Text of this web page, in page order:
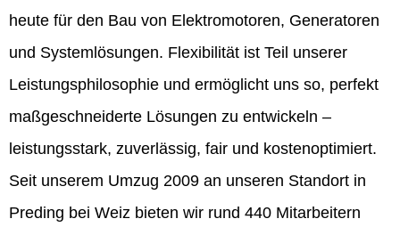
heute für den Bau von Elektromotoren, Generatoren
und Systemlösungen. Flexibilität ist Teil unserer
Leistungsphilosophie und ermöglicht uns so, perfekt
maßgeschneiderte Lösungen zu entwickeln –
leistungsstark, zuverlässig, fair und kostenoptimiert.
Seit unserem Umzug 2009 an unseren Standort in
Preding bei Weiz bieten wir rund 440 Mitarbeitern